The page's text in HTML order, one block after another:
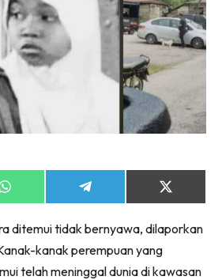
Share
on
Share
on
Share
on
(Twitter)
ditemui tidak bernyawa, dilaporkan
kanak perempuan yang
telah meninggal dunia di kawasan